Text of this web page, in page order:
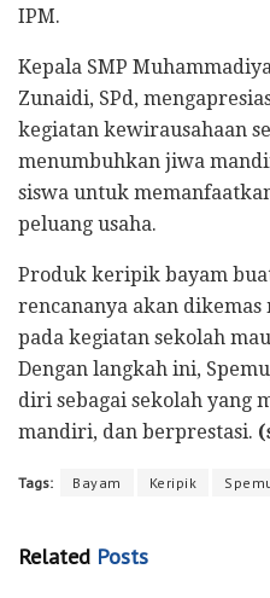
IPM.
Kepala SMP
Zunaidi, SPd,
kegiatan kewirausahaan
menumbuhkan jiwa
siswa untuk
peluang usaha.
Produk keripik bayam
rencananya akan
pada kegiatan sekolah
Dengan langkah ini,
diri sebagai sekolah yang
mandiri, dan berprestasi.
Tags: Bayam Keripik
Related Posts